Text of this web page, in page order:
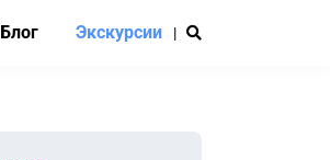
Блог Экскурсии |